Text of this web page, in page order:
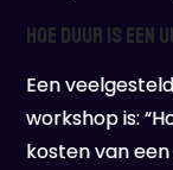
Hoe duur is een
Een
workshop is:
kosten van